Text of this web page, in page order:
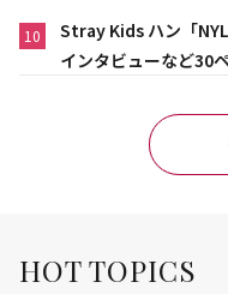
10
Stray Kids ハン「
インタビューなど30
HOT TOPICS